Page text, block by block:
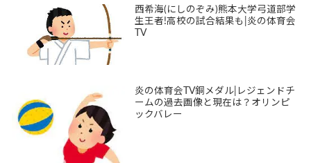
西希海(にしのぞみ)熊本大学弓道部学
生王者!高校の試合結果も|炎の体育会
TV
炎の体育会TV銅メダル|レジェンドチ
ームの過去画像と現在は？オリンピ
ックバレー